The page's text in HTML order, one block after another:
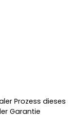
Prozess dieses
Garantie